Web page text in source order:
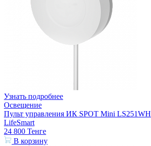
Узнать подробнее
Освещение
Пульт управления ИК SPOT Mini LS251WH
LifeSmart
24 800 Тенге
В корзину